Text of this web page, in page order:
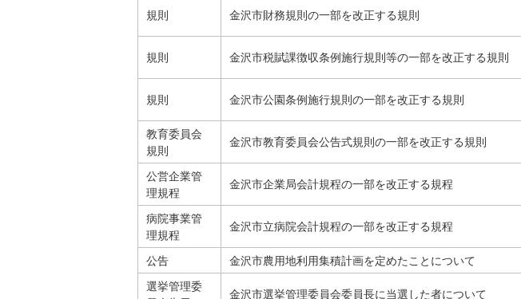
規則 金沢市財務規則の一部を改正する規則
規則 金沢市税賦課徴収条例施行規則等の一部を改正する規則
規則 金沢市公園条例施行規則の一部を改正する規則
教育委員会
規則
金沢市教育委員会公告式規則の一部を改正する規則
公営企業管
理規程
金沢市企業局会計規程の一部を改正する規程
病院事業管
理規程
金沢市立病院会計規程の一部を改正する規程
公告
金沢市農用地利用集積計画を定めたことについて
選挙管理委
金沢市選挙管理委員会委員長に当選した者について